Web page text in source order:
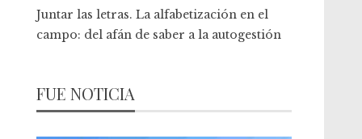
Juntar las letras. La alfabetización en el
campo: del afán de saber a la autogestión
FUE NOTICIA